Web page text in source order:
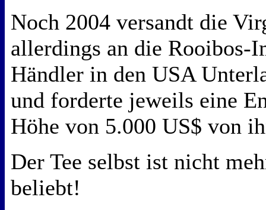
Noch 2004 versandt die
allerdings an die Rooibos-
Händler in den USA
und forderte jeweils eine
Höhe von 5.000 US$ von
Der Tee selbst ist nicht
beliebt!